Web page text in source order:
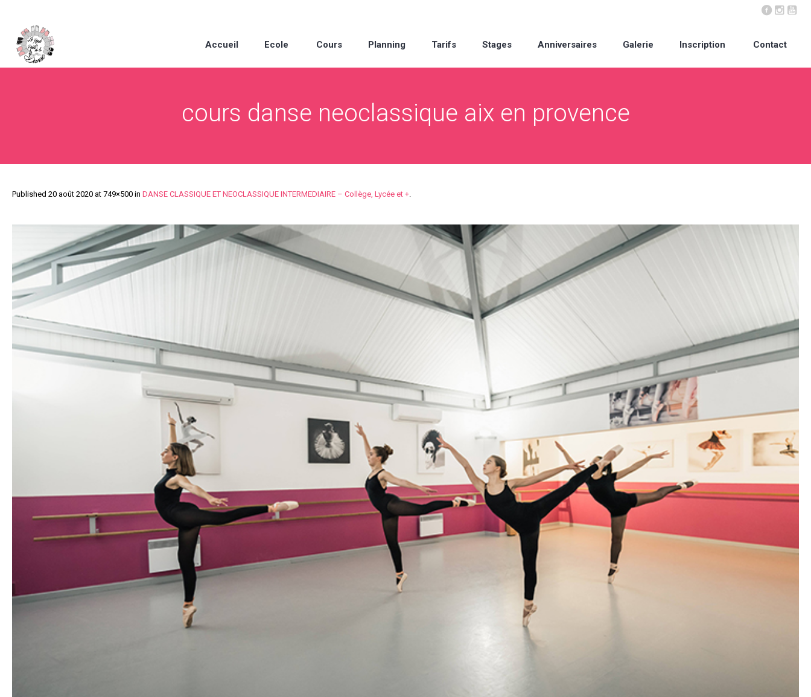
Accueil Ecole Cours Planning Tarifs Stages Anniversaires Galerie Inscription Contact
cours danse neoclassique aix en provence
Published 20 août 2020 at 749×500 in DANSE CLASSIQUE ET NEOCLASSIQUE INTERMEDIAIRE – Collège, Lycée et +.